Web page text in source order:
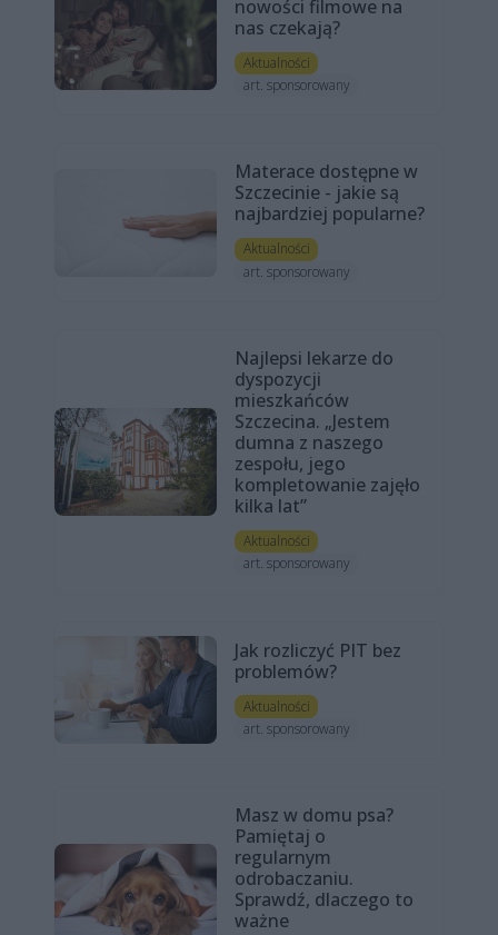
nowości filmowe na
nas czekają?
Aktualności
art. sponsorowany
Materace dostępne w
Szczecinie - jakie są
najbardziej popularne?
Aktualności
art. sponsorowany
Najlepsi lekarze do
dyspozycji
mieszkańców
Szczecina. „Jestem
dumna z naszego
zespołu, jego
kompletowanie zajęło
kilka lat”
Aktualności
art. sponsorowany
Jak rozliczyć PIT bez
problemów?
Aktualności
art. sponsorowany
Masz w domu psa?
Pamiętaj o
regularnym
odrobaczaniu.
Sprawdź, dlaczego to
ważne